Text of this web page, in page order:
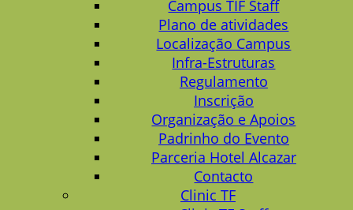
Campus TIF Staff
Plano de atividades
Localização Campus
Infra-Estruturas
Regulamento
Inscrição
Organização e Apoios
Padrinho do Evento
Parceria Hotel Alcazar
Contacto
Clinic TF